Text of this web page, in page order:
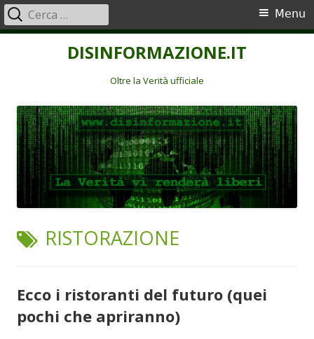
DISINFORMAZIONE.IT
Oltre la Verità ufficiale
Menu
principale
Menu
Ricerca
per:
TAG:
RISTORAZIONE
Ecco i ristoranti del futuro (quei
pochi che apriranno)